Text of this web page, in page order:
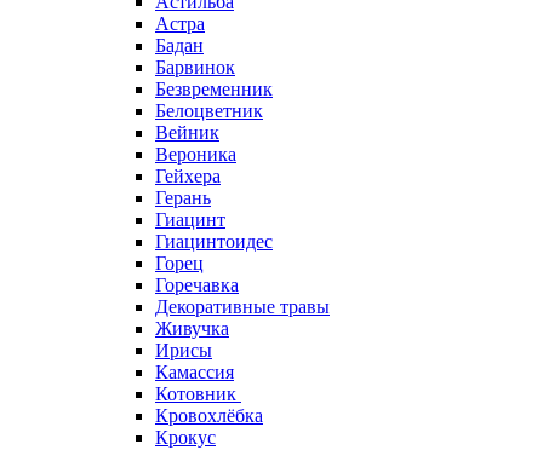
Астра
Бадан
Барвинок
Безвременник
Белоцветник
Вейник
Вероника
Гейхера
Герань
Гиацинт
Гиацинтоидес
Горец
Горечавка
Декоративные травы
Живучка
Ирисы
Камассия
Котовник
Кровохлёбка
Крокус